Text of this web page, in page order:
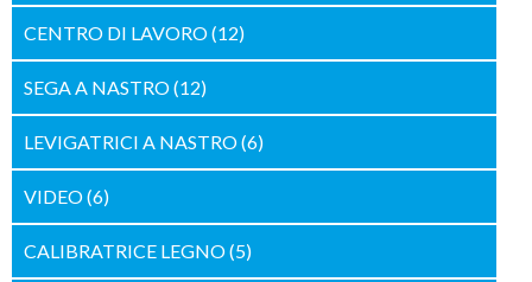
CENTRO DI LAVORO(12)
SEGA A NASTRO(12)
LEVIGATRICI A NASTRO(6)
VIDEO(6)
CALIBRATRICE LEGNO(5)